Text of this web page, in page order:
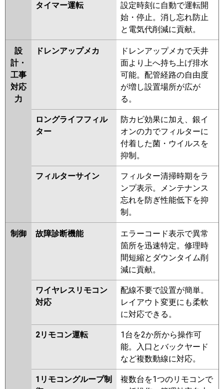
ERMP140EW PLZ-ERMP140ELEW
PLZ-ERMP140EEV
PLZ-
ERMP140EV PLZ-ERMP140ELEV
PLZ-ERMP140EER PLZ-
ERMP140ER PLZ-ERMP140ELER
日立 RCI-GP140RSH11 RCI-
GP140RHN4 RCI-GP140RSH9
RCI-GP140RHN3
RCI-GP140RHN2 RCI-GP140RSH7
RCI-GP140RHN1 RCI-GP140RSH6
RCI-GP140RSH5 RCI-GP140RHN
RCI-GP140RSH4 RCI-AP140HN9
RCI-GP140RSH3
三菱重工 FDTV1406H6S-airf FDTV1406H6S
FDTV1406H6S-osj
FDTV1406H6S-rak
FDTK1405H5SA-osj
FDTK1405H5SA-airf
FDTK1405H5SA FDTV1405HA5SA
FDTV1405HA5SA-osj
FDTV1405HA5SA-rak
FDTV1405HA5SA-airf
FDTK1405H5S-osj
FDTK1405H5S-rak
FDTK1405H5S-airf FDTK1405H5S
FDTV1405HA5S-osj
FDTV1405HA5S-rak
FDTV1405HA5S-airf
FDTV1405HA5S-rakuri-na
FDTV1405HA5S-airflex
タイマー運転
設定時刻に自動で運転開
始・停止。消し忘れ防止
と電気代削減に貢献。
設
計・
工事
対応
力
ドレンアップメカ
ドレンアップメカで天井
面より上へ持ち上げ排水
可能。配管経路の自由度
が増し設置場所が広が
る。
ロングライフフィル
ター
防カビ効果に加え、銀イ
オンの力でフィルターに
付着した菌・ウイルスを
抑制。
フィルターサイン
フィルター清掃時期をラ
ンプ表示。メンテナンス
忘れを防ぎ性能低下を抑
制。
制御 故障診断機能
エラーコード表示で異常
箇所を迅速特定。修理時
間短縮とダウンタイム削
減に貢献。
ワイヤレスリモコン
対応
配線不要で設置が簡単。
レイアウト変更にも柔軟
に対応できる。
2リモコン運転
1台を2か所から操作可
能。入口とバックヤード
など複数動線に対応。
1リモコングループ制
複数台を1つのリモコンで